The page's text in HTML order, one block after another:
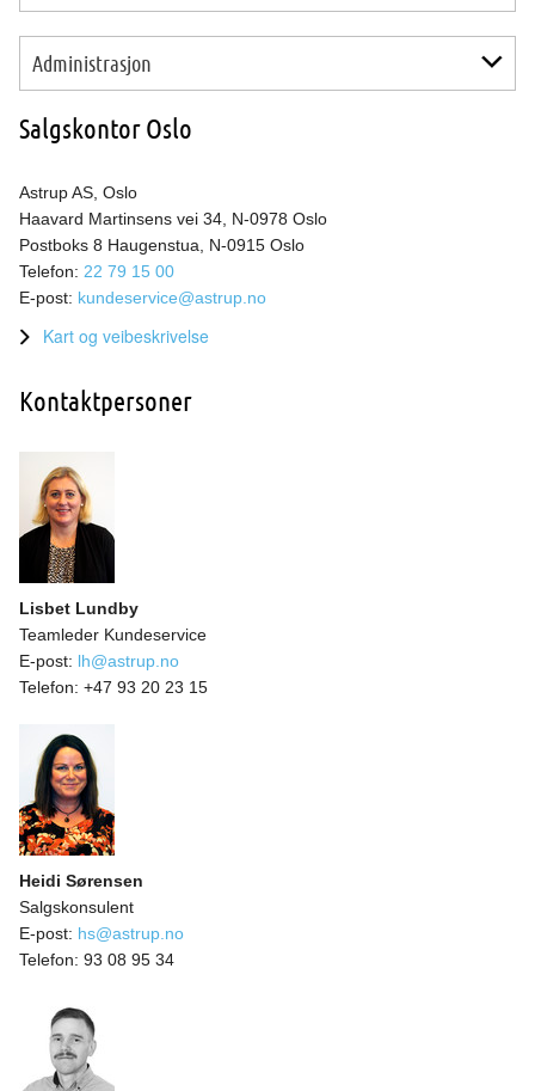
Salgskontor Stavanger
Salgskontor Bergen
Salgskontor Ålesund
Salgskontor Trondheim
Produktavdeling Aluminium & Metaller
Produktavdeling Plast
Produktavdeling Rustfritt og Spesialstål
Administrasjon
Innkjøp
IKT
Kvalitetsstyring
Salgskontor Oslo
Astrup AS, Oslo
Haavard Martinsens vei 34, N-0978 Oslo
Postboks 8 Haugenstua, N-0915 Oslo
Telefon: 22 79 15 00
E-post: kundeservice@astrup.no
Kart og veibeskrivelse
Kontaktpersoner
Lisbet Lundby
Teamleder Kundeservice
E-post: lh@astrup.no
Telefon: +47 93 20 23 15
Heidi Sørensen
Salgskonsulent
E-post: hs@astrup.no
Telefon: 93 08 95 34